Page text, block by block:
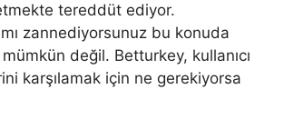
tereddüt ediyor.
zannediyorsunuz bu konuda
değil. Betturkey, kullanıcı
karşılamak için ne gerekiyorsa